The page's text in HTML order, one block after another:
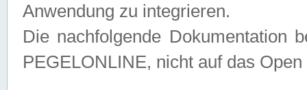
Anwendung zu integrieren.
Die nachfolgende Dokumentation
PEGELONLINE, nicht auf das